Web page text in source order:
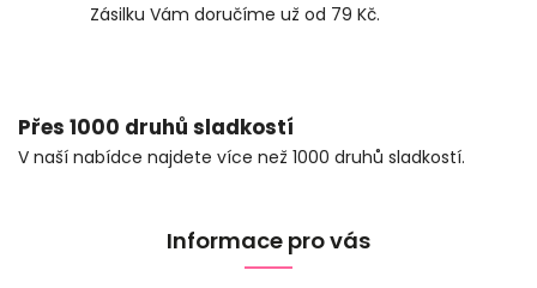
Zásilku Vám doručíme už od 79 Kč.
Přes 1000 druhů sladkostí
V naší nabídce najdete více než 1000 druhů sladkostí.
Informace pro vás